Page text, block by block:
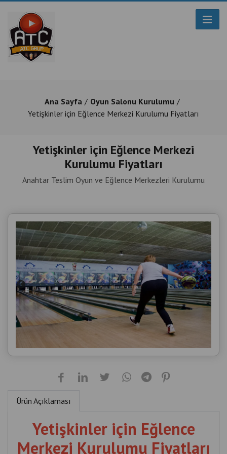
Ana Sayfa
Oyun Salonu Kurulumu
Yetişkinler için Eğlence Merkezi Kurulumu Fiyatları
Yetişkinler için Eğlence Merkezi
Kurulumu Fiyatları
Anahtar Teslim Oyun ve Eğlence Merkezleri Kurulumu
Ürün Açıklaması
Yetişkinler için Eğlence
Merkezi Kurulumu Fiyatları